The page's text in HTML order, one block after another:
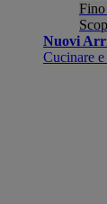
Nuovi
Cucinare